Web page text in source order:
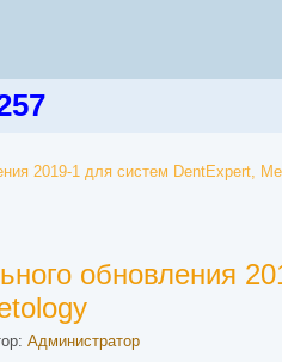
2019-1 для систем DentExpert,
обновления
Администратор